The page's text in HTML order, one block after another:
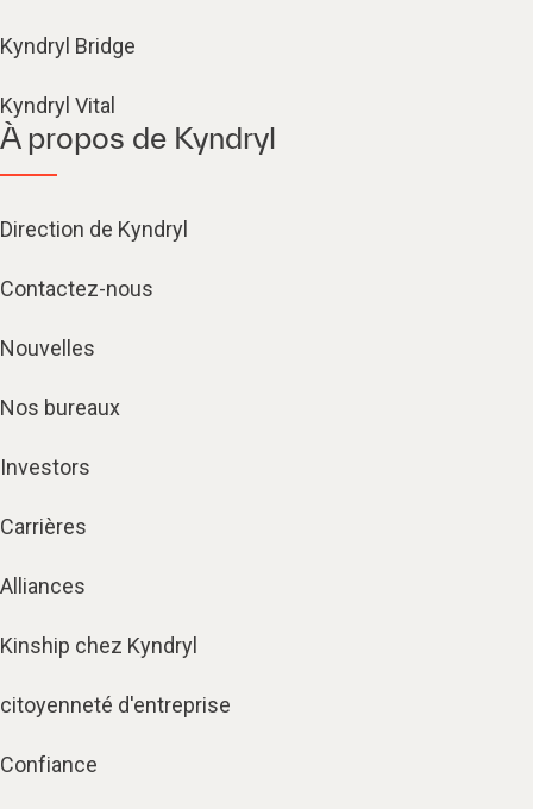
Kyndryl Bridge
Kyndryl Vital
À propos de Kyndryl
Direction de Kyndryl
Contactez-nous
Nouvelles
Nos bureaux
Investors
Carrières
Alliances
Kinship chez Kyndryl
citoyenneté d'entreprise
Confiance